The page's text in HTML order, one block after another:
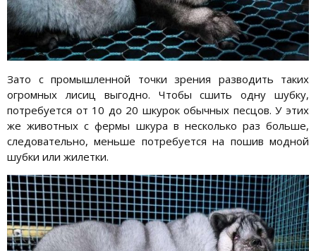
Зато с промышленной точки зрения разводить таких
огромных лисиц выгодно. Чтобы сшить одну шубку,
потребуется от 10 до 20 шкурок обычных песцов. У этих
же животных с фермы шкура в несколько раз больше,
следовательно, меньше потребуется на пошив модной
шубки или жилетки.